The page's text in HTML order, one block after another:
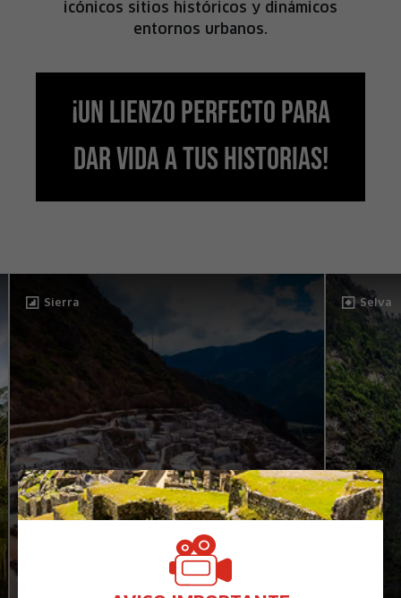
X
icónicos sitios históricos y dinámicos
entornos urbanos.
¡UN LIENZO PERFECTO PARA
DAR VIDA A TUS HISTORIAS!
Sierra Selva